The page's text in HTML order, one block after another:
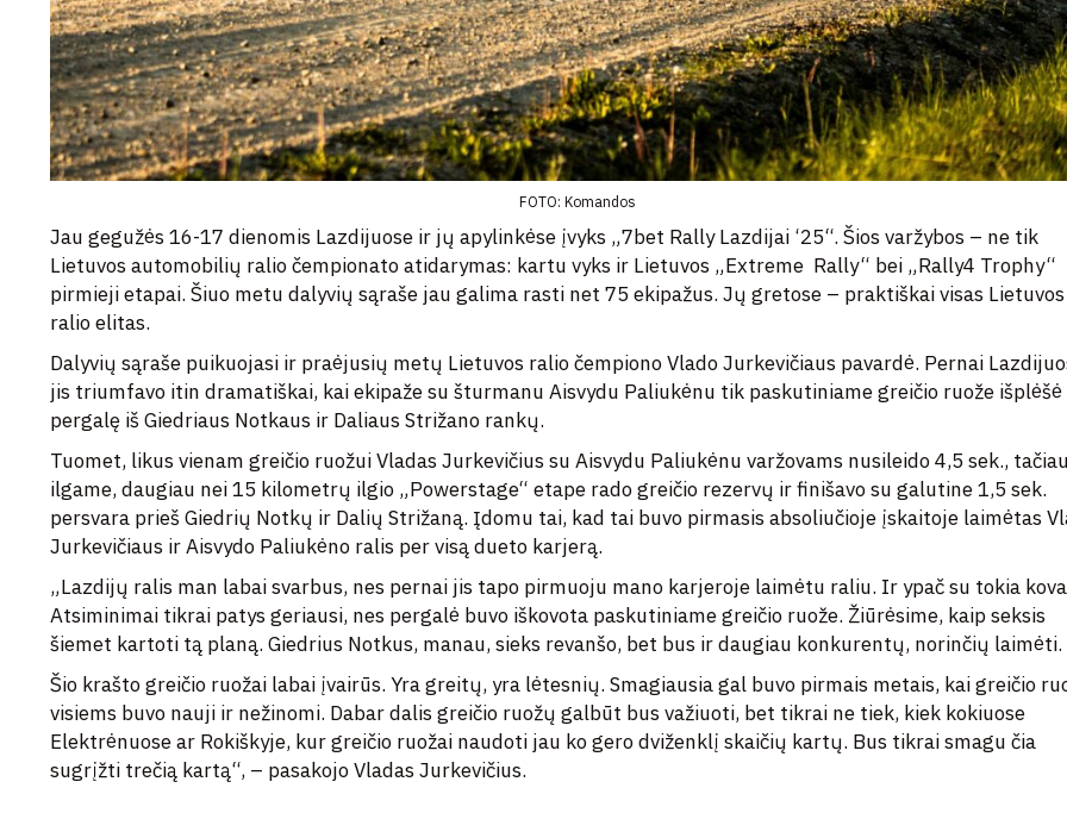
FOTO: Komandos
Jau gegužės 16-17 dienomis Lazdijuose ir jų apylinkėse įvyks „7bet Rally Lazdijai ‘25“. Šios varžybos – ne tik
Lietuvos automobilių ralio čempionato atidarymas: kartu vyks ir Lietuvos „Extreme Rally“ bei „Rally4 Trophy“
pirmieji etapai. Šiuo metu dalyvių sąraše jau galima rasti net 75 ekipažus. Jų gretose – praktiškai visas Lietuvos
ralio elitas.
Dalyvių sąraše puikuojasi ir praėjusių metų Lietuvos ralio čempiono Vlado Jurkevičiaus pavardė. Pernai
jis triumfavo itin dramatiškai, kai ekipaže su šturmanu Aisvydu Paliukėnu tik paskutiniame greičio ruože išplėšė
pergalę iš Giedriaus Notkaus ir Daliaus Strižano rankų.
Tuomet, likus vienam greičio ruožui Vladas Jurkevičius su Aisvydu Paliukėnu varžovams nusileido 4,5 sek.,
ilgame, daugiau nei 15 kilometrų ilgio „Powerstage“ etape rado greičio rezervų ir finišavo su galutine 1,5 sek.
persvara prieš Giedrių Notkų ir Dalių Strižaną. Įdomu tai, kad tai buvo pirmasis absoliučioje įskaitoje laimėtas
Jurkevičiaus ir Aisvydo Paliukėno ralis per visą dueto karjerą.
„Lazdijų ralis man labai svarbus, nes pernai jis tapo pirmuoju mano karjeroje laimėtu raliu. Ir ypač su tokia
Atsiminimai tikrai patys geriausi, nes pergalė buvo iškovota paskutiniame greičio ruože. Žiūrėsime, kaip seksis
šiemet kartoti tą planą. Giedrius Notkus, manau, sieks revanšo, bet bus ir daugiau konkurentų, norinčių laimėti.
Šio krašto greičio ruožai labai įvairūs. Yra greitų, yra lėtesnių. Smagiausia gal buvo pirmais metais, kai greičio
visiems buvo nauji ir nežinomi. Dabar dalis greičio ruožų galbūt bus važiuoti, bet tikrai ne tiek, kiek kokiuose
Elektrėnuose ar Rokiškyje, kur greičio ruožai naudoti jau ko gero dviženklį skaičių kartų. Bus tikrai smagu čia
sugrįžti trečią kartą“, – pasakojo Vladas Jurkevičius.